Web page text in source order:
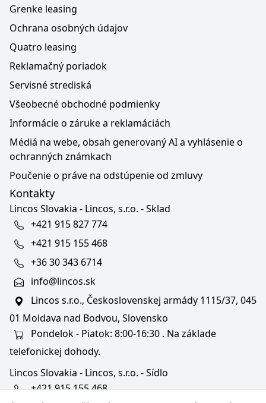
Grenke leasing
Ochrana osobných údajov
Quatro leasing
Reklamačný poriadok
Servisné strediská
Všeobecné obchodné podmienky
Informácie o záruke a reklamáciách
Médiá na webe, obsah generovaný AI a vyhlásenie o
ochranných známkach
Poučenie o práve na odstúpenie od zmluvy
Kontakty
Lincos Slovakia - Lincos, s.r.o. - Sklad
+421 915 827 774
+421 915 155 468
+36 30 343 6714
info@lincos.sk
Lincos s.r.o., Československej armády 1115/37, 045
01 Moldava nad Bodvou, Slovensko
Pondelok - Piatok: 8:00-16:30 . Na základe
telefonickej dohody.
Lincos Slovakia - Lincos, s.r.o. - Sídlo
+421 915 155 468